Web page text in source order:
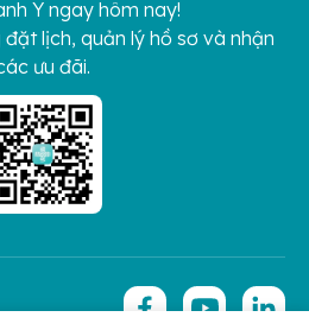
Y ngay hôm nay!
lịch, quản lý hồ sơ và nhận
ưu đãi.